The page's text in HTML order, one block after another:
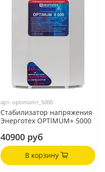
арт.optimum+_5000
Стабилизатор напряжения
Энерготех OPTIMUM+ 5000
40900 руб
В корзину